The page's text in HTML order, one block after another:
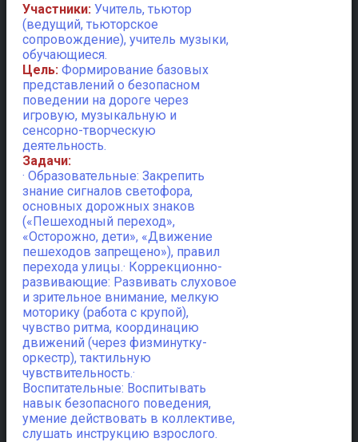
Участники: Учитель, тьютор
(ведущий, тьюторское
сопровождение), учитель музыки,
обучающиеся.
Цель: Формирование базовых
представлений о безопасном
поведении на дороге через
игровую, музыкальную и
сенсорно-творческую
деятельность.
Задачи:
· Образовательные: Закрепить
знание сигналов светофора,
основных дорожных знаков
(«Пешеходный переход»,
«Осторожно, дети», «Движение
пешеходов запрещено»), правил
перехода улицы.· Коррекционно-
развивающие: Развивать слуховое
и зрительное внимание, мелкую
моторику (работа с крупой),
чувство ритма, координацию
движений (через физминутку-
оркестр), тактильную
чувствительность.·
Воспитательные: Воспитывать
навык безопасного поведения,
умение действовать в коллективе,
слушать инструкцию взрослого.